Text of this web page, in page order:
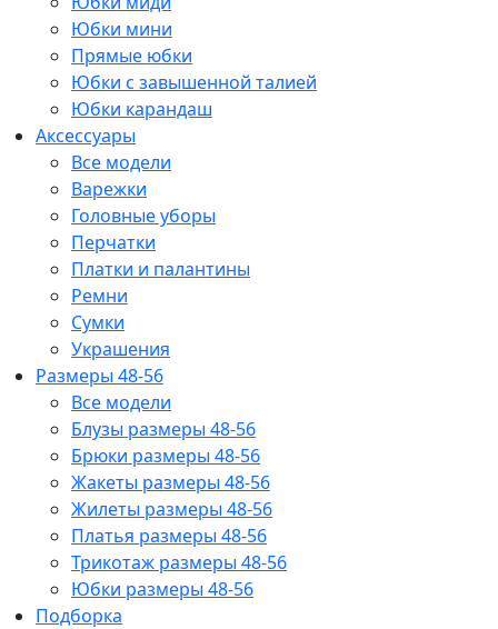
Юбки мини
Прямые юбки
Юбки с завышенной талией
Юбки карандаш
Аксессуары
Все модели
Варежки
Головные уборы
Перчатки
Платки и палантины
Ремни
Сумки
Украшения
Размеры 48-56
Все модели
Блузы размеры 48-56
Брюки размеры 48-56
Жакеты размеры 48-56
Жилеты размеры 48-56
Платья размеры 48-56
Трикотаж размеры 48-56
Юбки размеры 48-56
Подборка